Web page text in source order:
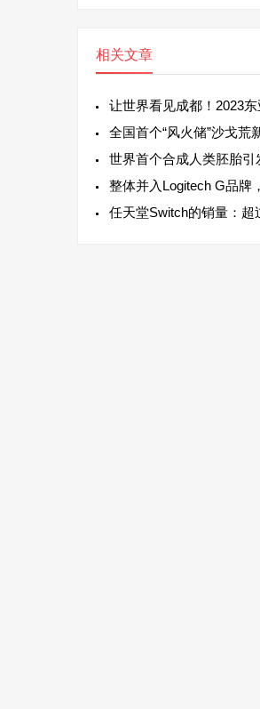
相关文章
让世界看见成都！2023
全国首个“风火储”沙戈荒
世界首个合成人类胚胎引
整体并入Logitech G品牌
任天堂Switch的销量：超